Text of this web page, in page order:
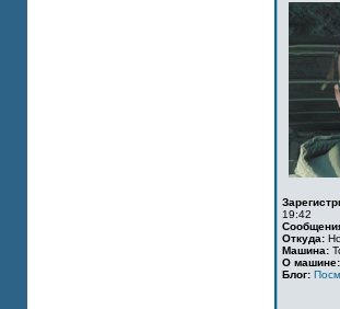
19:42
Откуда:
Машина:
О машине:
Блог: